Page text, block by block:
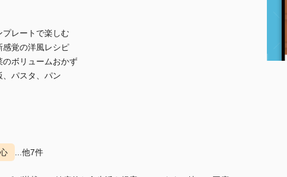
レートで楽しむ
覚の洋風レシピ
ボリュームおかず
パスタ、パン
...他7件